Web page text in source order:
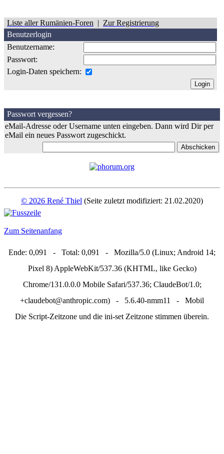
Liste aller Rumänien-Foren | Zur Registrierung
Benutzerlogin
Benutzername:
Passwort:
Login-Daten speichern:
Passwort vergessen?
eMail-Adresse oder Username unten eingeben. Dann wird Dir per
eMail ein neues Passwort zugeschickt.
© 2026 René Thiel (Seite zuletzt modifiziert: 21.02.2020)
Zum Seitenanfang
Ende: 0,091 - Total: 0,091 - Mozilla/5.0 (Linux; Android 14;
Pixel 8) AppleWebKit/537.36 (KHTML, like Gecko)
Chrome/131.0.0.0 Mobile Safari/537.36; ClaudeBot/1.0;
+claudebot@anthropic.com) - 5.6.40-nmm11 - Mobil
Die Script-Zeitzone und die ini-set Zeitzone stimmen überein.